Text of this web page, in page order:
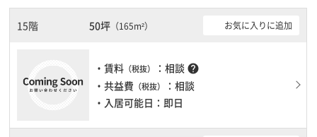
満たしておりますので、耐震性がしっかりとしています。土日・祝
日も利用可能になりますので時間帯を気にせず利用できます。駐車
場もありますので、車を利用されるお客様には使いやすいです。１
で、フロアまでの待ち時間があまりかかりません。
15階 50坪（165m²） お気に入りに追加
・賃料 （税抜） ：相談 help
・共益費 （税抜）
：相談
・入居可能日：即日